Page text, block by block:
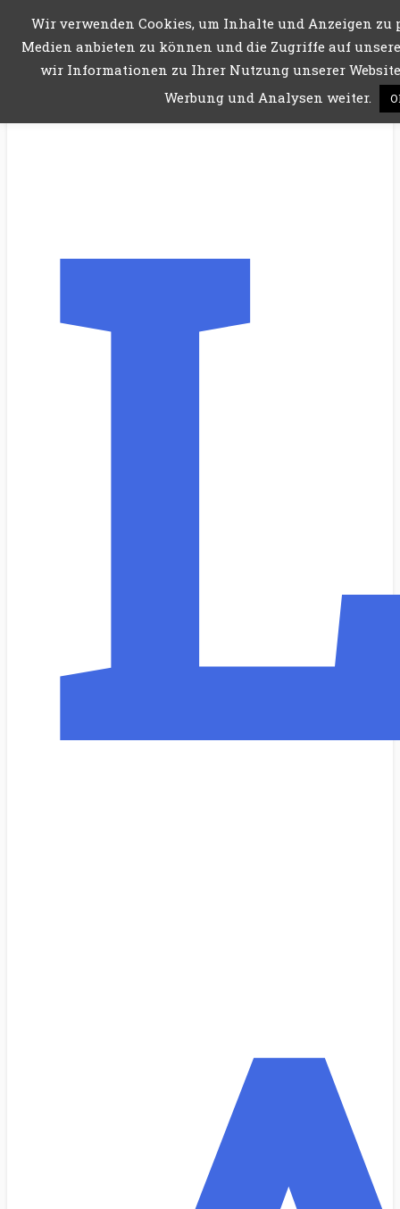
Menü
Wir verwenden Cookies, um Inhalte und Anzeigen
Medien anbieten zu können und die Zugriffe auf
wir Informationen zu Ihrer Nutzung unserer
Werbung und Analysen weiter.